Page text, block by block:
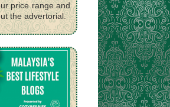
price range and
the advertorial.